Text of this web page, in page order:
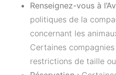
Renseignez-vous à
politiques de la
concernant les
Certaines
restrictions de taille